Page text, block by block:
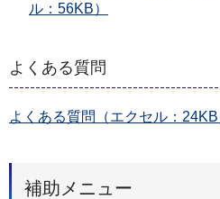
ル：56KB）
よくある質問
よくある質問（エクセル：24KB
補助メニュー